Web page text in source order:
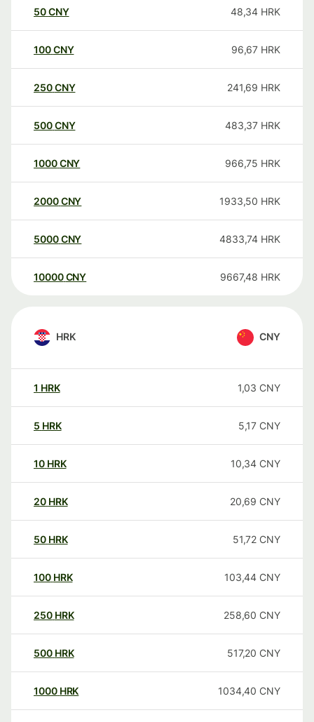
50CNY 48,34 HRK
100CNY 96,67 HRK
250CNY 241,69 HRK
500CNY 483,37 HRK
1000CNY 966,75 HRK
2000CNY 1933,50 HRK
5000CNY 4833,74 HRK
10000 CNY 9667,48 HRK
HRK CNY
1 HRK 1,03 CNY
5 HRK 5,17 CNY
10 HRK 10,34 CNY
20 HRK 20,69 CNY
50 HRK 51,72 CNY
100 HRK 103,44 CNY
250 HRK 258,60 CNY
500 HRK 517,20 CNY
1000 HRK 1034,40 CNY